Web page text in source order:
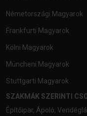
Németországi Magyarok
Frankfurti Magyarok
Kölni Magyarok
Müncheni Magyarok
Stuttgarti Magyarok
SZAKMÁK SZERINTI
Építőipar, Ápoló,